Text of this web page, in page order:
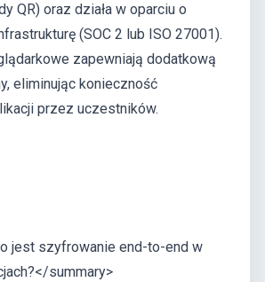
QR) oraz działa w oparciu o
(SOC 2 lub ISO 27001).
zapewniają dodatkową
eliminując konieczność
przez uczestników.
jest szyfrowanie end-to-end w
summary>